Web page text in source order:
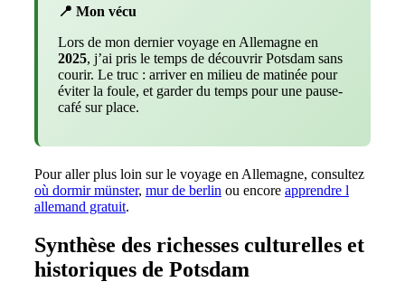
📍 Mon vécu
Lors de mon dernier voyage en Allemagne en
2025, j’ai pris le temps de découvrir Potsdam sans
courir. Le truc : arriver en milieu de matinée pour
éviter la foule, et garder du temps pour une pause-
café sur place.
Pour aller plus loin sur le voyage en Allemagne, consultez
où dormir münster, mur de berlin ou encore apprendre l
allemand gratuit.
Synthèse des richesses culturelles et
historiques de Potsdam